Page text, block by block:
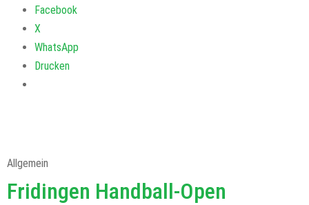
Facebook
X
WhatsApp
Drucken
Allgemein
Fridingen Handball-Open